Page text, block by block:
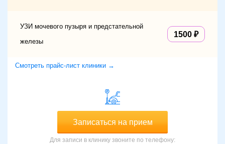
УЗИ мочевого пузыря и предстательной
железы
1500
Смотреть прайс-лист клиники →
Записаться на прием
Для записи в клинику звоните по телефону: